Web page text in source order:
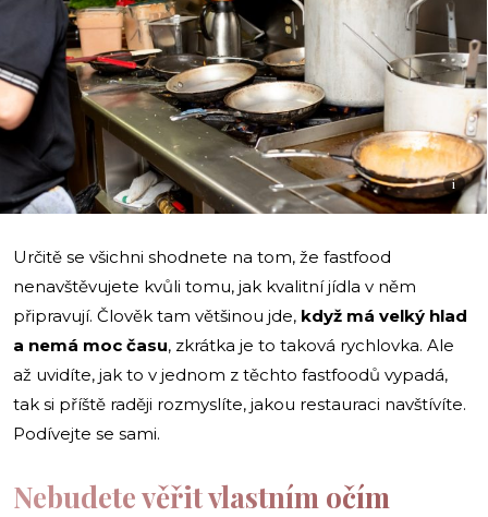
i
Určitě se všichni shodnete na tom, že fastfood
nenavštěvujete kvůli tomu, jak kvalitní jídla v něm
připravují. Člověk tam většinou jde, když má velký hlad
a nemá moc času, zkrátka je to taková rychlovka. Ale
až uvidíte, jak to v jednom z těchto fastfoodů vypadá,
tak si příště raději rozmyslíte, jakou restauraci navštívíte.
Podívejte se sami.
Nebudete věřit vlastním očím